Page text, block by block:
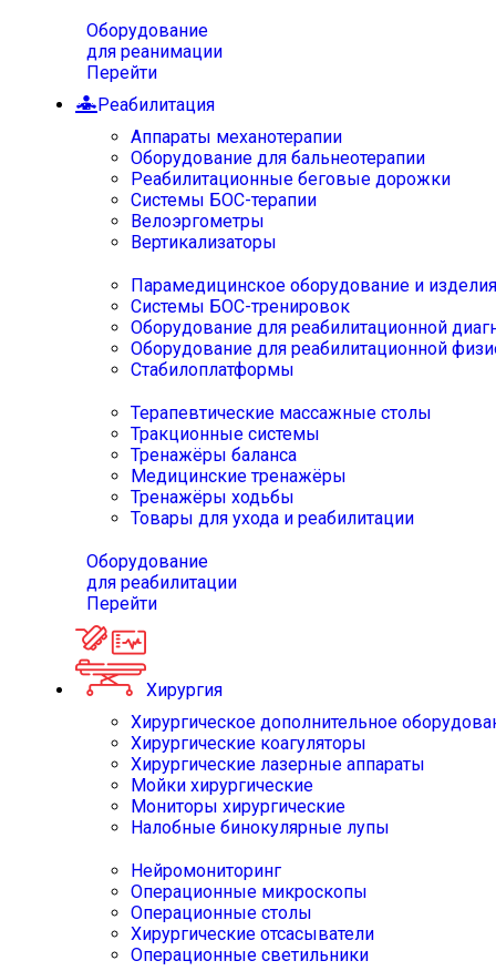
Оборудование
для реанимации
Перейти
Реабилитация
Аппараты механотерапии
Оборудование для бальнеотерапии
Реабилитационные беговые дорожки
Системы БОС-терапии
Велоэргометры
Вертикализаторы
Парамедицинское оборудование и изделия
Системы БОС-тренировок
Оборудование для реабилитационной
Оборудование для реабилитационной
Стабилоплатформы
Терапевтические массажные столы
Тракционные системы
Тренажёры баланса
Медицинские тренажёры
Тренажёры ходьбы
Товары для ухода и реабилитации
Оборудование
для реабилитации
Перейти
Хирургия
Хирургическое дополнительное
Хирургические коагуляторы
Хирургические лазерные аппараты
Мойки хирургические
Мониторы хирургические
Налобные бинокулярные лупы
Нейромониторинг
Операционные микроскопы
Операционные столы
Хирургические отсасыватели
Операционные светильники